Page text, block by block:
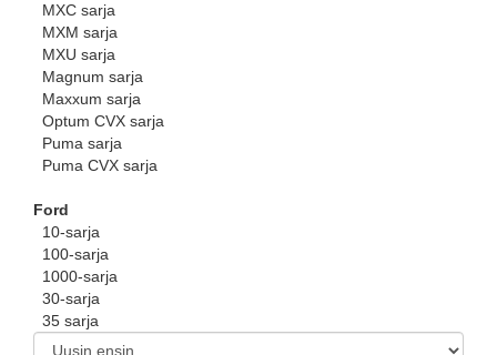
MXC sarja
MXM sarja
MXU sarja
Magnum sarja
Maxxum sarja
Optum CVX sarja
Puma sarja
Puma CVX sarja
Ford
10-sarja
100-sarja
1000-sarja
30-sarja
35 sarja